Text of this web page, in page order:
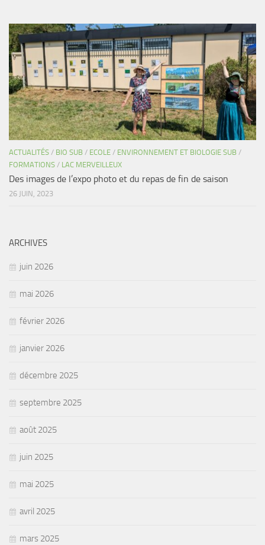
ACTUALITÉS / BIO SUB / ECOLE / ENVIRONNEMENT ET BIOLOGIE SUB /
FORMATIONS / LAC MERVEILLEUX
Des images de l’expo photo et du repas de fin de saison
26 JUIN, 2023
ARCHIVES
juin 2026
mai 2026
février 2026
janvier 2026
décembre 2025
septembre 2025
août 2025
juin 2025
mai 2025
avril 2025
mars 2025